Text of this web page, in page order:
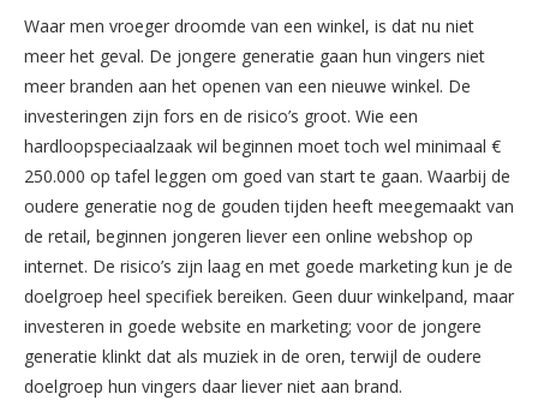
Waar men vroeger droomde van een winkel, is dat nu niet
meer het geval. De jongere generatie gaan hun vingers niet
meer branden aan het openen van een nieuwe winkel. De
investeringen zijn fors en de risico’s groot. Wie een
hardloopspeciaalzaak wil beginnen moet toch wel minimaal €
250.000 op tafel leggen om goed van start te gaan. Waarbij de
oudere generatie nog de gouden tijden heeft meegemaakt van
de retail, beginnen jongeren liever een online webshop op
internet. De risico’s zijn laag en met goede marketing kun je de
doelgroep heel specifiek bereiken. Geen duur winkelpand, maar
investeren in goede website en marketing; voor de jongere
generatie klinkt dat als muziek in de oren, terwijl de oudere
doelgroep hun vingers daar liever niet aan brand.